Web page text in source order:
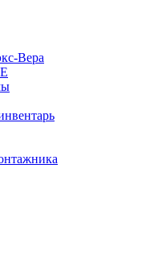
Вера